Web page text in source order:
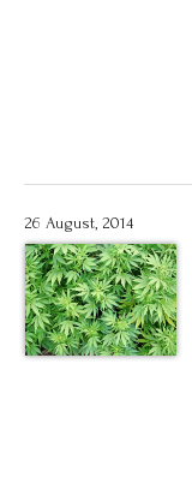
26 August, 2014